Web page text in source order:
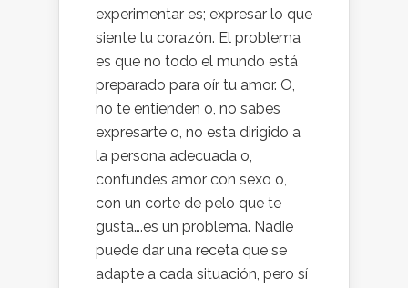
experimentar es; expresar lo que
siente tu corazón. El problema
es que no todo el mundo está
preparado para oír tu amor. O,
no te entienden o, no sabes
expresarte o, no esta dirigido a
la persona adecuada o,
confundes amor con sexo o,
con un corte de pelo que te
gusta….es un problema. Nadie
puede dar una receta que se
adapte a cada situación, pero sí